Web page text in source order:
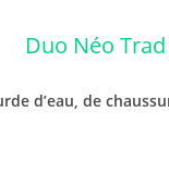
Duo Néo
d’eau, de